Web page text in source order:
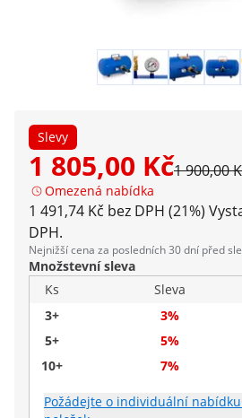
Slevy
1 805,00 Kč1 900,00
Omezená nabídka
1 491,74 Kč bez DPH (21%)
DPH.
Nejnižší cena za posledních 30 dní před
Množstevní sleva
Ks
Sleva
3+
3%
5+
5%
10+
7%
Požádejte o individuální